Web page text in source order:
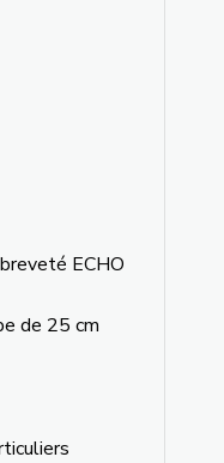
ECHO
de 25 cm